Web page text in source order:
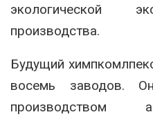
экологической
производства.
Будущий
восемь заводов.
производством